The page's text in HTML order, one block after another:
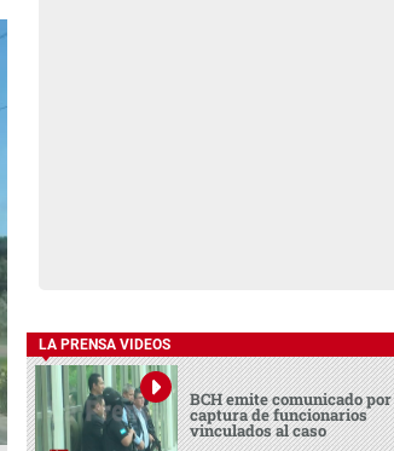
LA PRENSA VIDEOS
BCH emite comunicado por
captura de funcionarios
vinculados al caso